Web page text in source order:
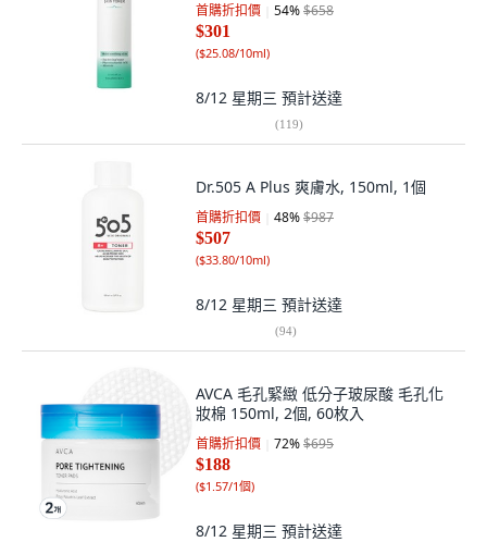
首購折扣價 54%$658
$301
($25.08/10ml)
8/12 星期三 預計送達
(119)
Dr.505 A Plus 爽膚水, 150ml, 1個
首購折扣價 48%$987
$507
($33.80/10ml)
8/12 星期三 預計送達
(94)
AVCA 毛孔緊緻 低分子玻尿酸 毛孔化
妝棉 150ml, 2個, 60枚入
首購折扣價 72%$695
$188
($1.57/1個)
8/12 星期三 預計送達